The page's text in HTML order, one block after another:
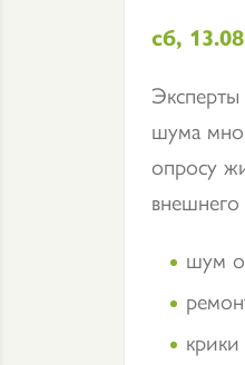
сб,
шума
опросу
шум